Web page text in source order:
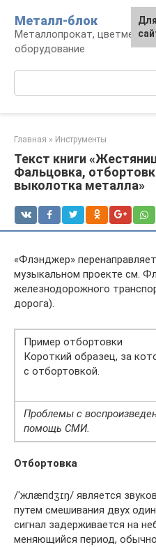
контенту
Металл-блок
Металлопрокат, цветмет,
оборудование
Главная » Инструменты
Текст книги
Фальцовка,
выколотка металла»
«Флэнджер»
музыкальном проекте см.
железнодорожного
дорога).
Пример отбортовки
Короткий образец, за
с отбортовкой.
Проблемы с
помощь СМИ.
Отбортовка
/ˈжлæпdʒɪŋ/ является
путем смешивания двух
сигнал задерживается на
меняющийся период,